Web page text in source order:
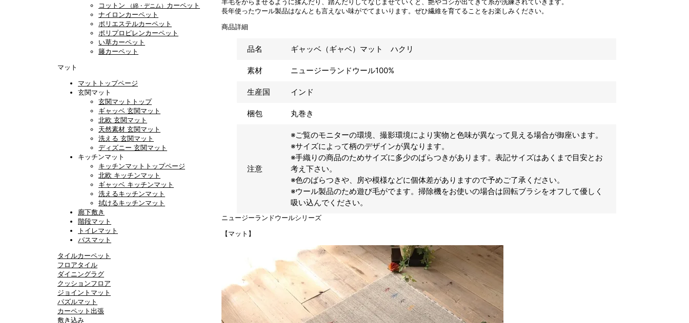
コットン
（綿・デニム） カーペット
ナイロンカーペット
ポリエステルカーペット
ポリプロピレンカーペット
い草カーペット
籐カーペット
マット
マットトップページ
玄関マット
玄関マットトップ
ギャッベ 玄関マット
北欧 玄関マット
天然素材 玄関マット
洗える 玄関マット
ディズニー 玄関マット
キッチンマット
キッチンマットトップページ
北欧 キッチンマット
ギャッベ キッチンマット
洗えるキッチンマット
拭けるキッチンマット
廊下敷き
階段マット
トイレマット
バスマット
タイルカーペット
フロアタイル
ダイニングラグ
クッションフロア
ジョイントマット
パズルマット
カーペット出張
敷き込み
羊毛をからませるように揉んだり、踏んだりしてなじませていくと、艶やコシが出てきて糸が洗練されていきます。
長年使ったウール製品はなんとも言えない味がでてまいります。ぜひ繊維を育てることをお楽しみください。
商品詳細
品名 ギャッベ（ギャベ）マット ハクリ
素材 ニュージーランドウール100%
生産国 インド
梱包 丸巻き
注意
※ご覧のモニターの環境、撮影環境により実物と色味が異なって見える場合が御座います。
※サイズによって柄のデザインが異なります。
※手織りの商品のためサイズに多少のばらつきがあります。表記サイズはあくまで目安とお
考え下さい。
※色のばらつきや、房や模様などに個体差がありますので予めご了承ください。
※ウール製品のため遊び毛がでます。掃除機をお使いの場合は回転ブラシをオフして優しく
吸い込んでください。
ニュージーランドウールシリーズ
【マット】